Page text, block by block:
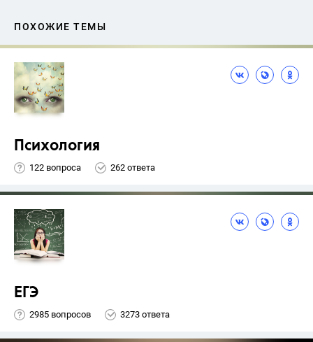
ПОХОЖИЕ ТЕМЫ
Психология
122 вопроса 262 ответа
ЕГЭ
2985 вопросов 3273 ответа